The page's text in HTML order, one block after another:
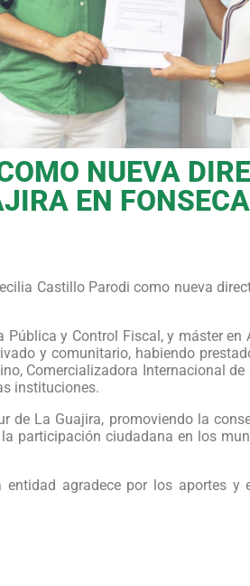
NUEVA
EN FONSECA
Castillo Parodi como nueva
y Control Fiscal, y máster en
y comunitario, habiendo
Comercializadora Internacional
instituciones.
de La Guajira, promoviendo la
participación ciudadana en los
agradece por los aportes y